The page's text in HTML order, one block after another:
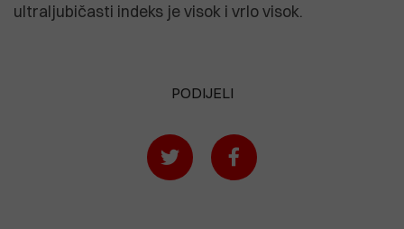
ultraljubičasti indeks je visok i vrlo visok.
PODIJELI